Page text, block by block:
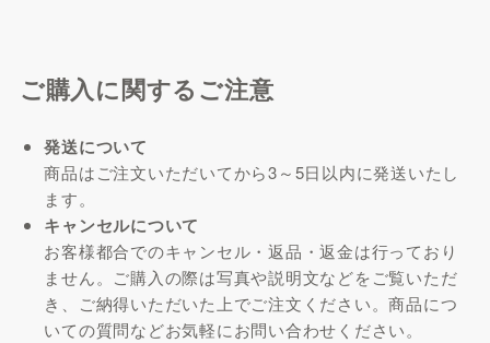
ご購入に関するご注意
発送について
商品はご注文いただいてから3～5日以内に発送いたし
ます。
キャンセルについて
お客様都合でのキャンセル・返品・返金は行っており
ません。ご購入の際は写真や説明文などをご覧いただ
き、ご納得いただいた上でご注文ください。商品につ
いての質問などお気軽にお問い合わせください。